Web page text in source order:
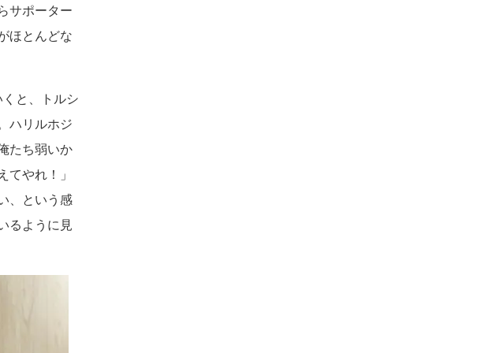
サポーター
ほとんどな
くと、トルシ
ハリルホジ
たち弱いか
やれ！」
、という感
るように見